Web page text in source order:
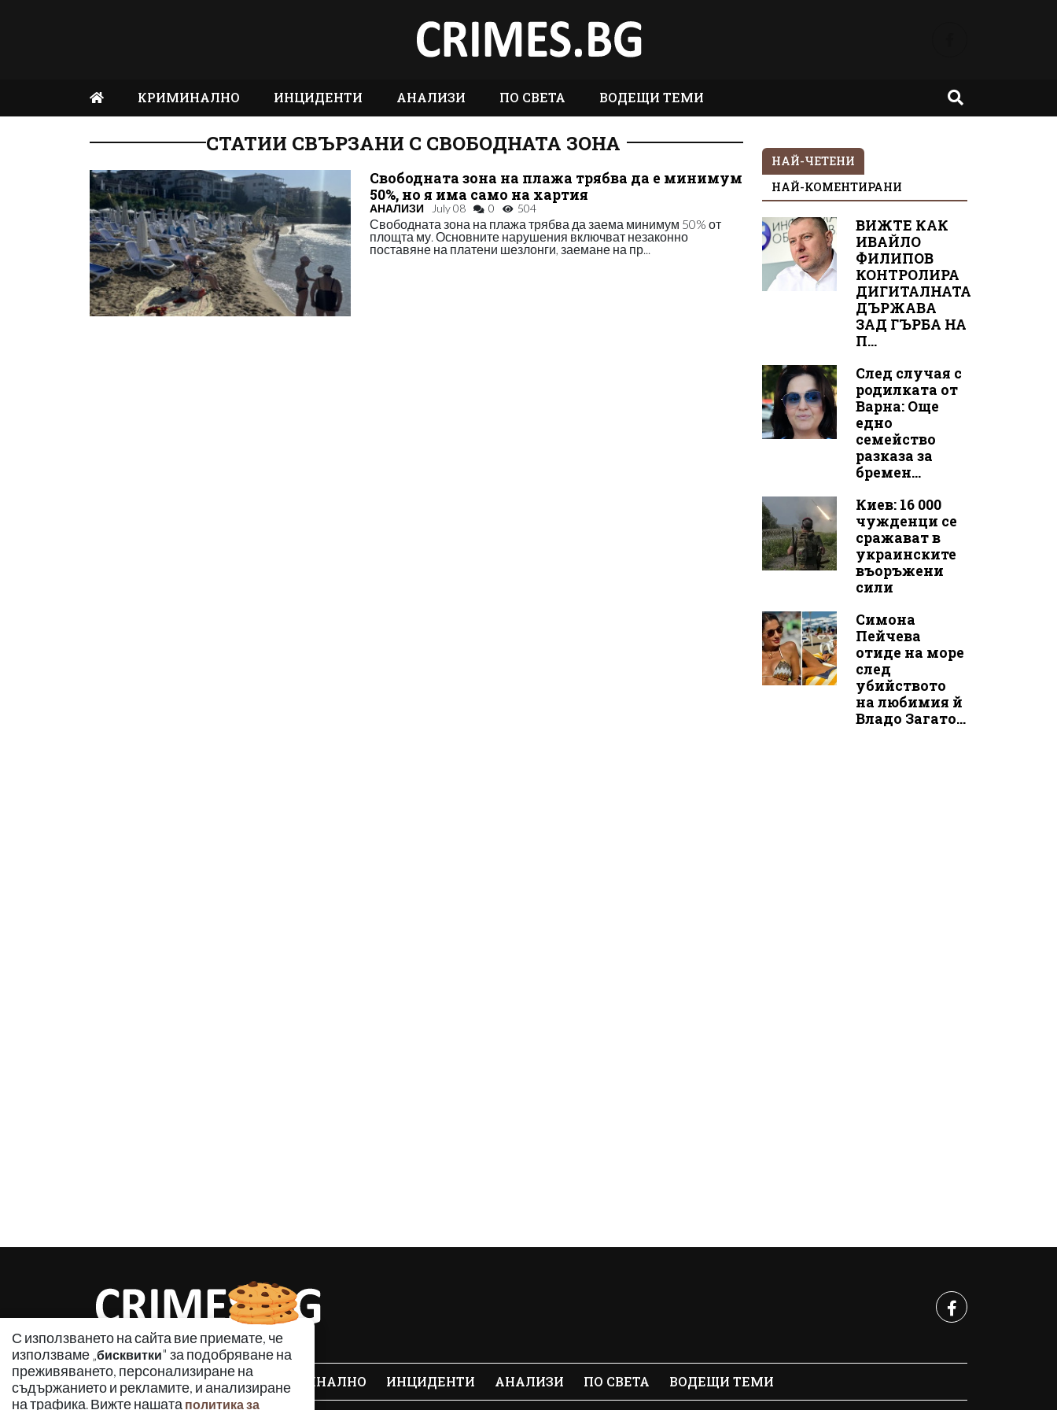
КРИМИНАЛНО ИНЦИДЕНТИ АНАЛИЗИ ПО СВЕТА ВОДЕЩИ ТЕМИ
СТАТИИ СВЪРЗАНИ С СВОБОДНАТА ЗОНА
Свободната зона на плажа трябва да е минимум
50%, но я има само на хартия
АНАЛИЗИ July 08 0 504
Свободната зона на плажа трябва да заема минимум 50% от
площта му. Основните нарушения включват незаконно
поставяне на платени шезлонги, заемане на пр...
НАЙ-ЧЕТЕНИ
НАЙ-КОМЕНТИРАНИ
ВИЖТЕ КАК
ИВАЙЛО
ФИЛИПОВ
КОНТРОЛИРА
ДИГИТАЛНАТА
ДЪРЖАВА
ЗАД ГЪРБА НА
П...
След случая с
родилката от
Варна: Още
едно
семейство
разказа за
бремен...
Киев: 16 000
чужденци се
сражават в
украинските
въоръжени
сили
Симона
Пейчева
отиде на море
след
убийството
на любимия й
Владо Загато...
С използването на сайта вие приемате, че
използваме „бисквитки" за подобряване на
преживяването, персонализиране на
съдържанието и рекламите, и анализиране
на трафика. Вижте нашата политика за
КРИМИНАЛНО ИНЦИДЕНТИ АНАЛИЗИ ПО СВЕТА ВОДЕЩИ ТЕМИ